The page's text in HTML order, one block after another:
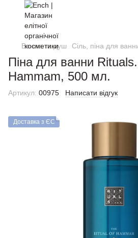
Ванна та душ Сіль, піна для
Піна для ванни
Hammam, 500 мл.
Артикул: 00975 Написати відгук
Доставка з ЄС